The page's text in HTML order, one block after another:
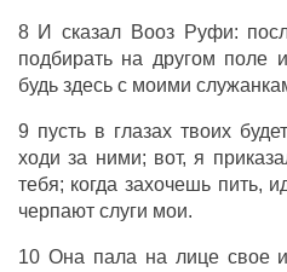
8 Исказал Вооз Руфи:
подбиратьна другом поле
будьздесь с моими
9 пусть в глазахтвоих
ходи за ними; вот, я
тебя; когда захочешь пить,
черпают слуги мои.
10 Она пала на лицесвое и